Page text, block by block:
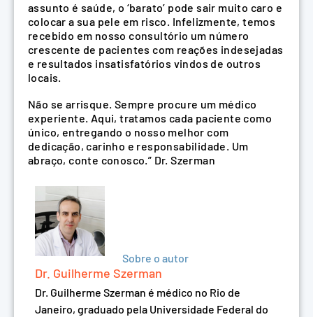
assunto é saúde, o ‘barato’ pode sair muito caro e
colocar a sua pele em risco. Infelizmente, temos
recebido em nosso consultório um número
crescente de pacientes com reações indesejadas
e resultados insatisfatórios vindos de outros
locais.
Não se arrisque. Sempre procure um médico
experiente. Aqui, tratamos cada paciente como
único, entregando o nosso melhor com
dedicação, carinho e responsabilidade. Um
abraço, conte conosco.” Dr. Szerman
Sobre o autor
Dr. Guilherme Szerman
Dr. Guilherme Szerman é médico no Rio de
Janeiro, graduado pela Universidade Federal do